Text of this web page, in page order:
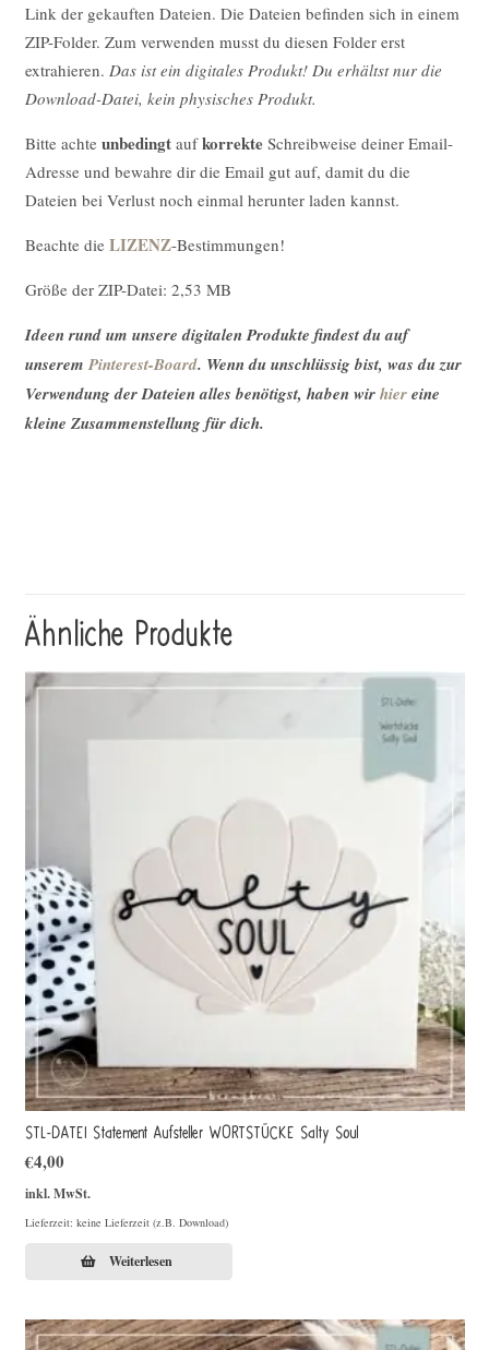
Link der gekauften Dateien. Die Dateien befinden sich in einem
ZIP-Folder. Zum verwenden musst du diesen Folder erst
extrahieren. Das ist ein digitales Produkt! Du erhältst nur die
Download-Datei, kein physisches Produkt.
Bitte achte unbedingtaufkorrekteSchreibweise deiner Email-
Adresse und bewahre dir die Email gut auf, damit du die
Dateien bei Verlust noch einmal herunter laden kannst.
Beachte die LIZENZ-Bestimmungen!
Größe der ZIP-Datei: 2,53 MB
Ideen rund um unsere digitalen Produkte findest du auf
unserem Pinterest-Board. Wenn du unschlüssig bist, was du zur
Verwendung der Dateien alles benötigst, haben wirhiereine
kleine Zusammenstellung für dich.
Ähnliche Produkte
STL-DATEI Statement Aufsteller WORTSTÜCKE Salty Soul
€4,00
inkl. MwSt.
Lieferzeit: keine Lieferzeit (z.B. Download)
Weiterlesen